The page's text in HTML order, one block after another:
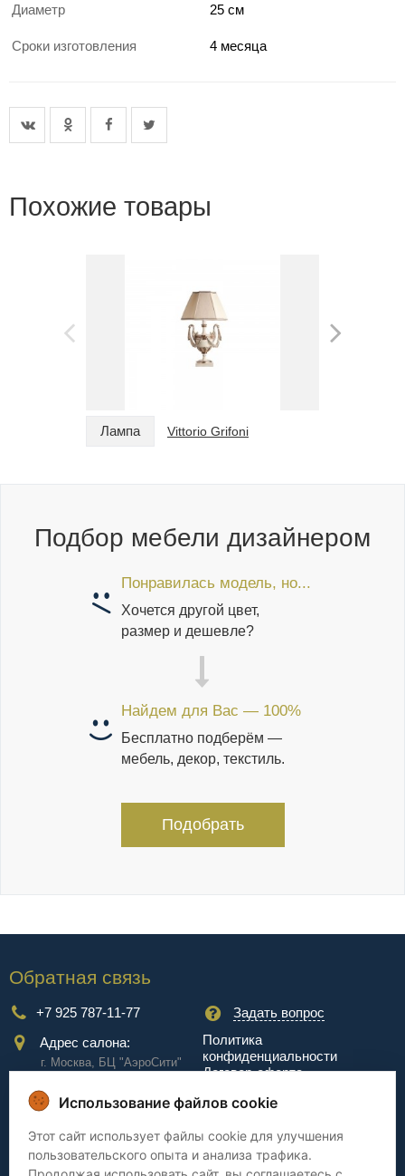
Диаметр 25 см
Сроки изготовления 4 месяца
Похожие товары
Лампа Vittorio Grifoni
Подбор мебели дизайнером
Понравилась модель, но...
Хочется другой цвет,
размер и дешевле?
Найдем для Вас — 100%
Бесплатно подберём —
мебель, декор, текстиль.
Подобрать
Обратная связь
+7 925 787-11-77
Задать вопрос
Адрес салона:
г. Москва, БЦ "АэроCити"
Куркинское ш., стр.2, 17
этаж
Политика
конфиденциальности
Договор-оферта
Сервис
Доставка Сборка
Использование файлов cookie
Этот сайт использует файлы cookie для улучшения
пользовательского опыта и анализа трафика.